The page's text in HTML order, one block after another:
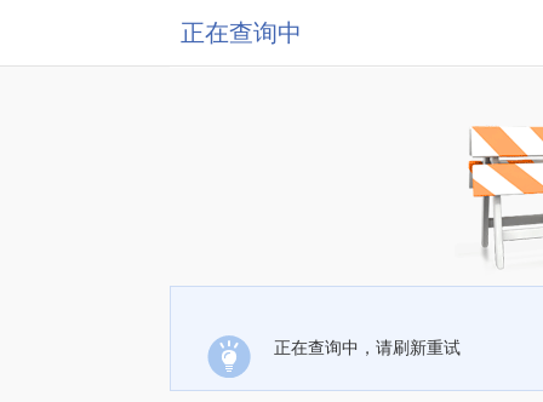
正在查询中
正在查询中，请刷新重试